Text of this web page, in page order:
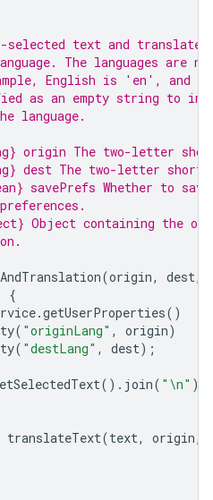
selected text and
The languages are
English is 'en', and
as an empty string to
language.
origin The two-letter
dest The two-letter
savePrefs Whether to
Object containing the
(origin, dest,
{
.getUserProperties()
( "originLang" , origin)
( "destLang" , dest);
(). join( "\n" );
translateText(text, origin,